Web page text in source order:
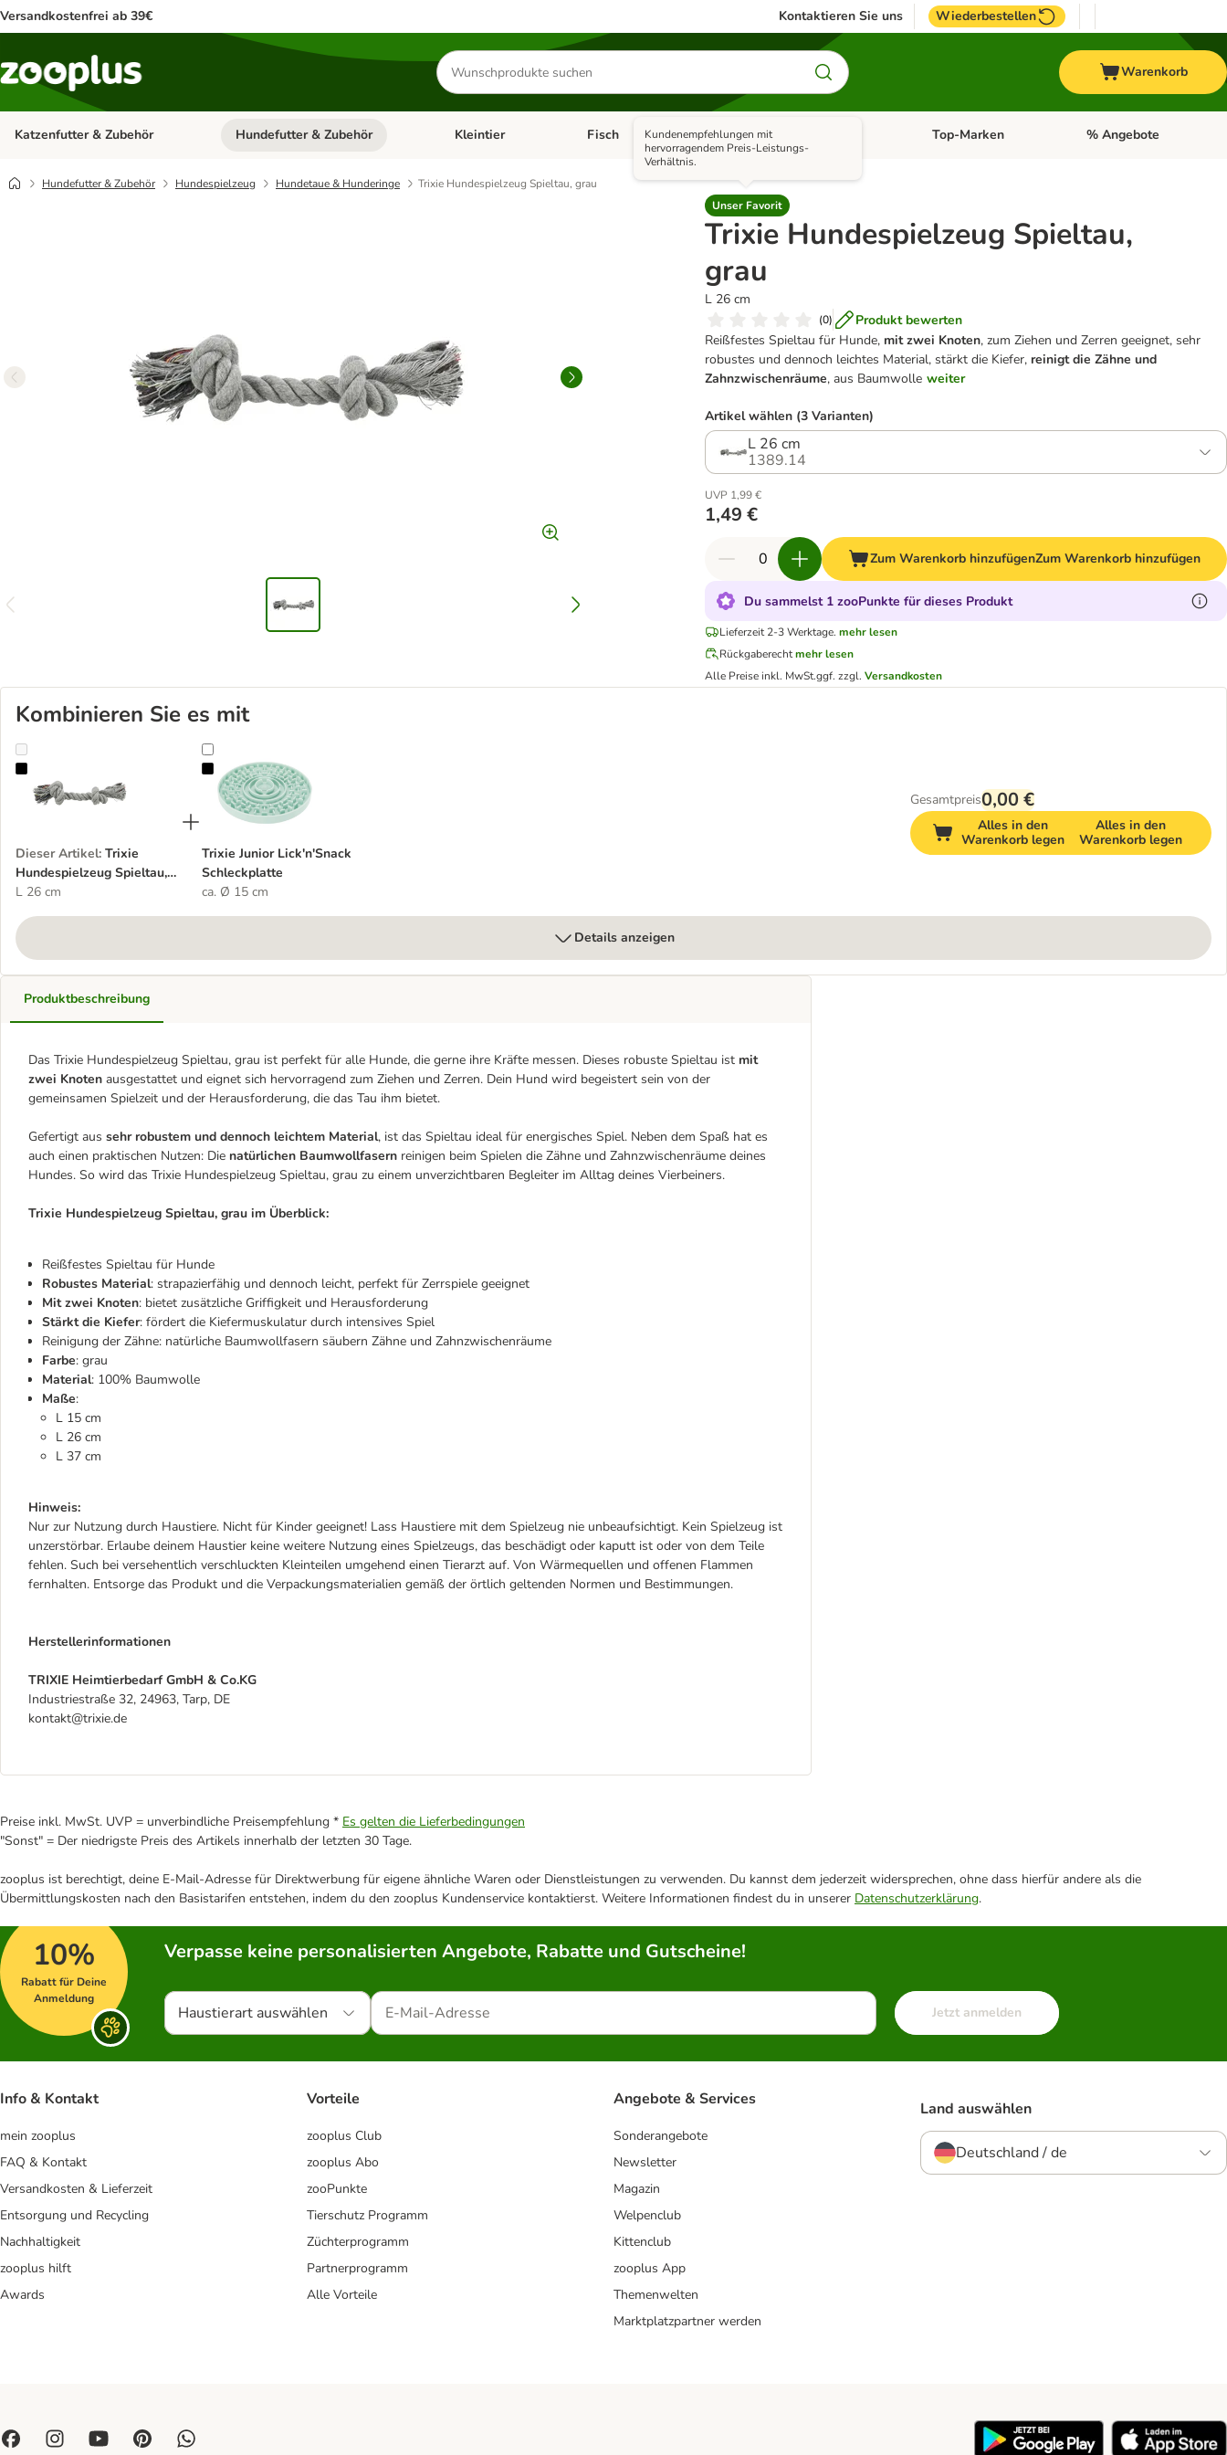
Versandkostenfrei ab 39€ Kontaktieren Sie uns Wiederbestellen
Produkte
suchen
Warenkorb
Katzenfutter & Zubehör Kategorie-Menü öffnen: Katzenfutter & Zubehör
Hundefutter & Zubehör Kategorie-Menü öffnen: Hundefutter & Zubehör
Kleintier Kategorie-Menü öffnen: Kleintier
Fisch Kategorie-Menü öffnen: Fisch
Vogel Kategorie-Menü öffnen: VogelKategorie-Menü öffnen: Pferd
Top-Marken Kategorie-Menü öffnen:
% Angebote
Hundefutter & Zubehör Hundespielzeug Hundetaue & Hunderinge
Trixie Hundespielzeug Spieltau, grau
Unser Favorit
Kundenempfehlungen mit
hervorragendem Preis-Leistungs-
Verhältnis.
Trixie Hundespielzeug Spieltau,
grau
L 26 cm
(0)
Produkt bewerten
Reißfestes Spieltau für Hunde, mit zwei Knoten, zum Ziehen und Zerren geeignet, sehr
robustes und dennoch leichtes Material, stärkt die Kiefer, reinigt die Zähne und
Zahnzwischenräume, aus Baumwolle weiter
Artikel wählen (3 Varianten)
L 26 cm
1389.14
UVP 1,99 €
1,49 €
Zum Warenkorb hinzufügenZum Warenkorb hinzufügen
Du sammelst 1 zooPunkte für dieses Produkt
Lieferzeit 2-3 Werktage. mehr lesen
Rückgaberechtmehr lesen
Alle Preise inkl. MwSt.ggf. zzgl.Versandkosten
Kombinieren Sie es mit
Trixie Hundespielzeug Spieltau, grau
Dieser Artikel: Trixie
Hundespielzeug Spieltau,
grau
L 26 cm
Trixie Junior Lick'n'Snack Schleckplatte
Trixie Junior Lick'n'Snack
Schleckplatte
ca. Ø 15 cm
Gesamtpreis0,00 €
Alles in den
Warenkorb legen
Alles in den
Warenkorb legen
Details anzeigen
Produktbeschreibung
Das Trixie Hundespielzeug Spieltau, grau ist perfekt für alle Hunde, die gerne ihre Kräfte messen. Dieses robuste Spieltau ist mit
zwei Knoten ausgestattet und eignet sich hervorragend zum Ziehen und Zerren. Dein Hund wird begeistert sein von der
gemeinsamen Spielzeit und der Herausforderung, die das Tau ihm bietet.
Gefertigt aus sehr robustem und dennoch leichtem Material, ist das Spieltau ideal für energisches Spiel. Neben dem Spaß hat es
auch einen praktischen Nutzen: Die natürlichen Baumwollfasern reinigen beim Spielen die Zähne und Zahnzwischenräume deines
Hundes. So wird das Trixie Hundespielzeug Spieltau, grau zu einem unverzichtbaren Begleiter im Alltag deines Vierbeiners.
Trixie Hundespielzeug Spieltau, grau im Überblick:
Reißfestes Spieltau für Hunde
Robustes Material: strapazierfähig und dennoch leicht, perfekt für Zerrspiele geeignet
Mit zwei Knoten: bietet zusätzliche Griffigkeit und Herausforderung
Stärkt die Kiefer: fördert die Kiefermuskulatur durch intensives Spiel
Reinigung der Zähne: natürliche Baumwollfasern säubern Zähne und Zahnzwischenräume
Farbe: grau
Material: 100% Baumwolle
Maße:
L 15 cm
L 26 cm
L 37 cm
Hinweis:
Nur zur Nutzung durch Haustiere. Nicht für Kinder geeignet! Lass Haustiere mit dem Spielzeug nie unbeaufsichtigt. Kein Spielzeug ist
unzerstörbar. Erlaube deinem Haustier keine weitere Nutzung eines Spielzeugs, das beschädigt oder kaputt ist oder von dem Teile
fehlen. Such bei versehentlich verschluckten Kleinteilen umgehend einen Tierarzt auf. Von Wärmequellen und offenen Flammen
fernhalten. Entsorge das Produkt und die Verpackungsmaterialien gemäß der örtlich geltenden Normen und Bestimmungen.
Herstellerinformationen
TRIXIE Heimtierbedarf GmbH & Co.KG
Industriestraße 32, 24963, Tarp, DE
kontakt@trixie.de
Preise inkl. MwSt. UVP = unverbindliche Preisempfehlung * Es gelten die Lieferbedingungen
"Sonst" = Der niedrigste Preis des Artikels innerhalb der letzten 30 Tage.
zooplus ist berechtigt, deine E-Mail-Adresse für Direktwerbung für eigene ähnliche Waren oder Dienstleistungen zu verwenden. Du kannst dem jederzeit widersprechen, ohne dass hierfür andere als die
Übermittlungskosten nach den Basistarifen entstehen, indem du den zooplus Kundenservice kontaktierst. Weitere Informationen findest du in unserer Datenschutzerklärung.
10%
Rabatt für Deine
Anmeldung
Verpasse keine personalisierten Angebote, Rabatte und Gutscheine!
Haustierart auswählen Jetzt anmelden
Info & Kontakt
mein zooplus
FAQ & Kontakt
Versandkosten & Lieferzeit
Entsorgung und Recycling
Nachhaltigkeit
zooplus hilft
Awards
Vorteile
zooplus Club
zooplus Abo
zooPunkte
Tierschutz Programm
Züchterprogramm
Partnerprogramm
Alle Vorteile
Angebote & Services
Sonderangebote
Newsletter
Magazin
Welpenclub
Kittenclub
zooplus App
Themenwelten
Marktplatzpartner werden
Land auswählen
Deutschland / de